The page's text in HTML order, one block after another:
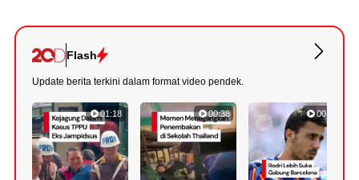
Flash
Update berita terkini dalam format video pendek.
01:18 00:38 00:47